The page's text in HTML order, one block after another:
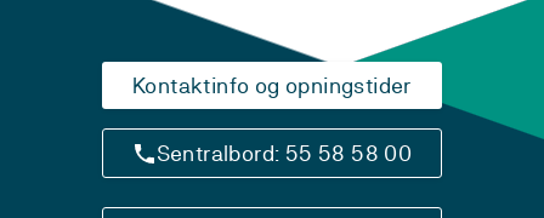
Kontaktinfo og opningstider
Sentralbord: 55 58 58 00